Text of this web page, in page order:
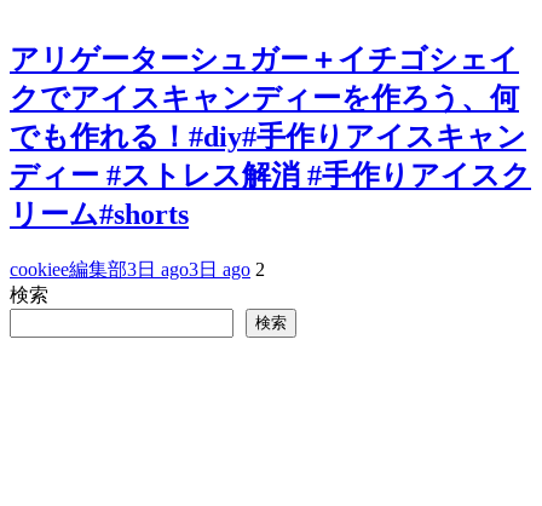
アリゲーターシュガー＋イチゴシェイ
クでアイスキャンディーを作ろう、何
でも作れる！#diy#手作りアイスキャン
ディー #ストレス解消 #手作りアイスク
リーム#shorts
cookiee編集部3日 ago3日 ago 2
検索
検索